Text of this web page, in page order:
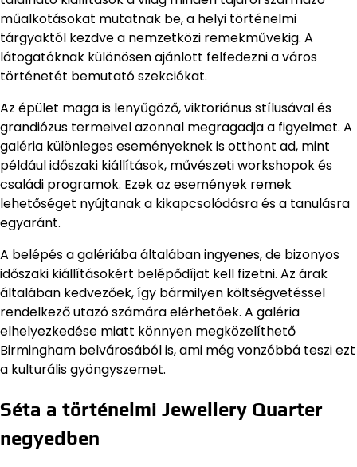
műalkotásokat mutatnak be, a helyi történelmi
tárgyaktól kezdve a nemzetközi remekművekig. A
látogatóknak különösen ajánlott felfedezni a város
történetét bemutató szekciókat.
Az épület maga is lenyűgöző, viktoriánus stílusával és
grandiózus termeivel azonnal megragadja a figyelmet. A
galéria különleges eseményeknek is otthont ad, mint
például időszaki kiállítások, művészeti workshopok és
családi programok. Ezek az események remek
lehetőséget nyújtanak a kikapcsolódásra és a tanulásra
egyaránt.
A belépés a galériába általában ingyenes, de bizonyos
időszaki kiállításokért belépődíjat kell fizetni. Az árak
általában kedvezőek, így bármilyen költségvetéssel
rendelkező utazó számára elérhetőek. A galéria
elhelyezkedése miatt könnyen megközelíthető
Birmingham belvárosából is, ami még vonzóbbá teszi ezt
a kulturális gyöngyszemet.
Séta a történelmi Jewellery Quarter
negyedben